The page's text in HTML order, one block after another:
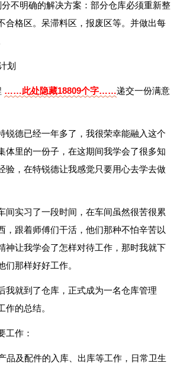
不明确的解决方案：部分仓库必须重新整
合格区。呆滞料区，报废区等。并做出每
划
……此处隐藏18809个字……递交一份满意
锐德已经一年多了，我很荣幸能融入这个
体里的一份子，在这期间我学会了很多知
验，在特锐德让我感觉只要用心去学去做
间实习了一段时间，在车间虽然很苦很累
，跟着师傅们干活，他们那种不怕辛苦以
神让我学会了怎样对待工作，那时我就下
们那样好好工作。
我就到了仓库，正式成为一名仓库管理
作的总结。
工作：
品及配件的入库、出库等工作，日常卫生